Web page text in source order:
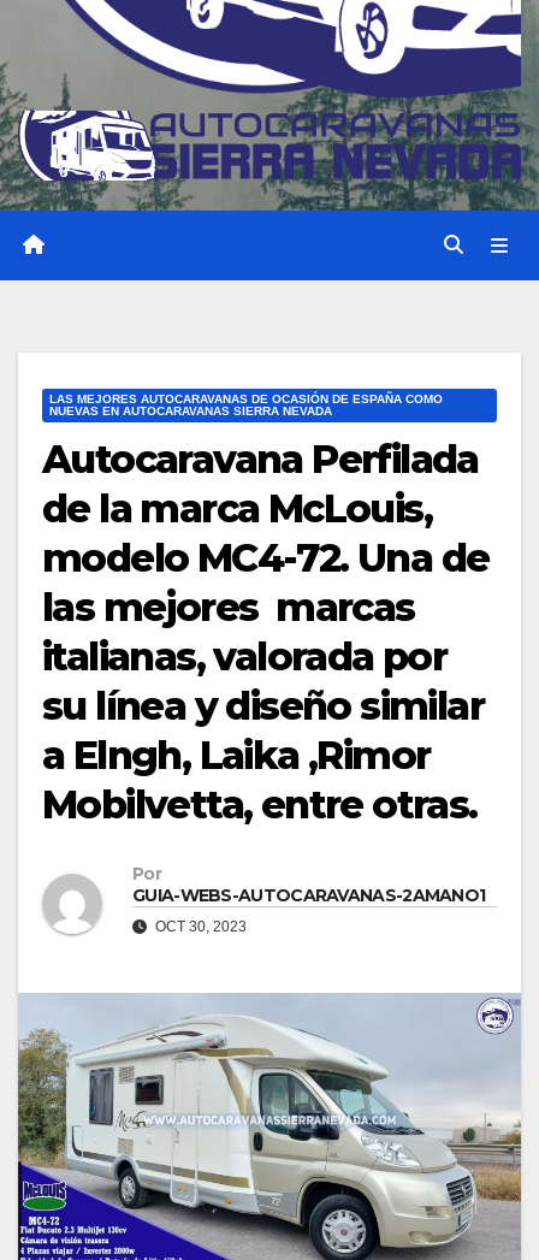
LAS MEJORES AUTOCARAVANAS DE OCASIÓN DE ESPAÑA COMO
NUEVAS EN AUTOCARAVANAS SIERRA NEVADA
Autocaravana Perfilada
de la marca McLouis,
modelo MC4-72. Una de
las mejores marcas
italianas, valorada por
su línea y diseño similar
a Elngh, Laika ,Rimor
Mobilvetta, entre otras.
Por
GUIA-WEBS-AUTOCARAVANAS-2AMANO1
OCT 30, 2023